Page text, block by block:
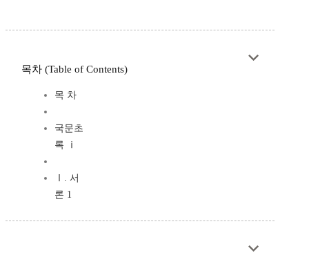
목차 (Table of Contents)
목 차
국문초
록 ⅰ
Ⅰ. 서
론 1